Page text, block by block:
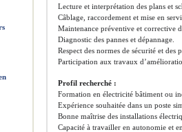
Lecture et interprétation des plans et
Câblage, raccordement et mise en
Maintenance préventive et corrective
Diagnostic des pannes et dépannage.
Respect des normes de sécurité et des
Participation aux travaux
Profil recherché :
Formation en électricité bâtiment ou
Expérience souhaitée dans un poste
Bonne maîtrise des installations
Capacité à travailler en autonomie et